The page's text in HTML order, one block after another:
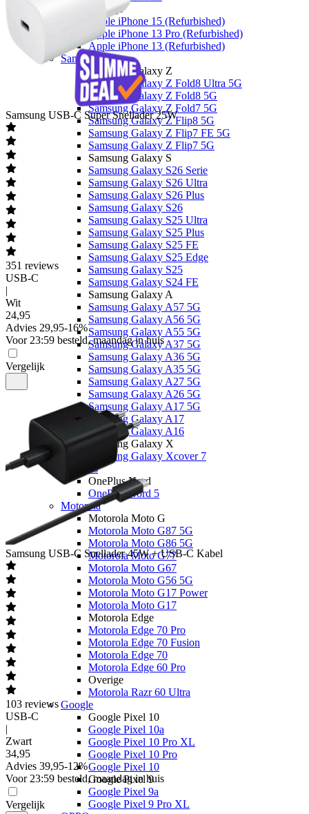
Overige
Apple iPhone 15 (Refurbished)
Apple iPhone 13 Pro (Refurbished)
Apple iPhone 13 (Refurbished)
Samsung
Samsung Galaxy Z
Samsung Galaxy Z Fold8 Ultra 5G
Samsung Galaxy Z Fold8 5G
Samsung Galaxy Z Fold7 5G
Samsung Galaxy Z Flip8 5G
Samsung Galaxy Z Flip7 FE 5G
Samsung Galaxy Z Flip7 5G
Samsung Galaxy S
Samsung Galaxy S26 Serie
Samsung Galaxy S26 Ultra
Samsung Galaxy S26 Plus
Samsung Galaxy S26
Samsung Galaxy S25 Ultra
Samsung Galaxy S25 Plus
Samsung Galaxy S25 FE
Samsung Galaxy S25 Edge
Samsung Galaxy S25
Samsung Galaxy S24 FE
Samsung Galaxy A
Samsung Galaxy A57 5G
Samsung Galaxy A56 5G
Samsung Galaxy A55 5G
Samsung Galaxy A37 5G
Samsung Galaxy A36 5G
Samsung Galaxy A35 5G
Samsung Galaxy A27 5G
Samsung Galaxy A26 5G
Samsung Galaxy A17 5G
Samsung Galaxy A17
Samsung Galaxy A16
Samsung Galaxy X
Samsung Galaxy Xcover 7
OnePlus
OnePlus Nord
OnePlus Nord 5
Motorola
Motorola Moto G
Motorola Moto G87 5G
Motorola Moto G86 5G
Motorola Moto G77
Motorola Moto G67
Motorola Moto G56 5G
Motorola Moto G17 Power
Motorola Moto G17
Motorola Edge
Motorola Edge 70 Pro
Motorola Edge 70 Fusion
Motorola Edge 70
Motorola Edge 60 Pro
Overige
Motorola Razr 60 Ultra
Google
Google Pixel 10
Google Pixel 10a
Google Pixel 10 Pro XL
Google Pixel 10 Pro
Google Pixel 10
Google Pixel 9
Google Pixel 9a
Google Pixel 9 Pro XL
Samsung USB-C Super Snellader 25W
351 reviews
USB-C
|
Wit
24,95
Advies 29,95-16%
Voor 23:59 besteld, maandag in huis
Vergelijk
Samsung USB-C Snellader 45W + USB-C Kabel
103 reviews
USB-C
|
Zwart
34,95
Advies 39,95-12%
Voor 23:59 besteld, maandag in huis
Vergelijk